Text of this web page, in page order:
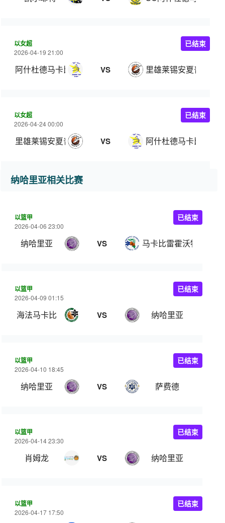
以女超
2026-04-19 21:00
阿什杜德马卡比女篮 VS 里雄莱锡安夏普尔女
已结束
以女超
2026-04-24 00:00
里雄莱锡安夏普尔女篮 VS 阿什杜德马卡比女篮
已结束
纳哈里亚相关比赛
以篮甲
2026-04-06 23:00
纳哈里亚 VS 马卡比雷霍沃特
已结束
以篮甲
2026-04-09 01:15
海法马卡比 VS 纳哈里亚
已结束
以篮甲
2026-04-10 18:45
纳哈里亚 VS 萨费德
已结束
以篮甲
2026-04-14 23:30
肖姆龙 VS 纳哈里亚
已结束
以篮甲
2026-04-17 17:50
已结束